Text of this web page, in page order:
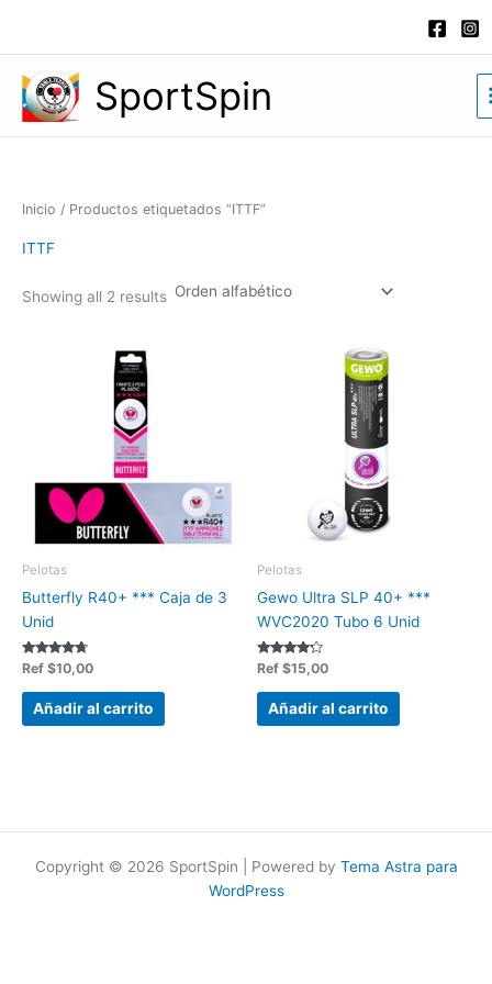
contenido
SportSpin
Inicio / Productos etiquetados “ITTF”
ITTF
Showing all 2 results
Pelotas
Butterfly R40+ *** Caja de 3
Unid
Valorado
4.50
de 5
Ref $10,00
Añadir al carrito
Pelotas
Gewo Ultra SLP 40+ ***
WVC2020 Tubo 6 Unid
Valorado
4.00
de 5
Ref $15,00
Añadir al carrito
Copyright © 2026 SportSpin | Powered by Tema Astra para
WordPress